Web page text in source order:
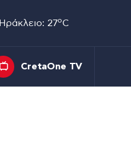
Ηράκλειο: 27oC
CretaOne TV